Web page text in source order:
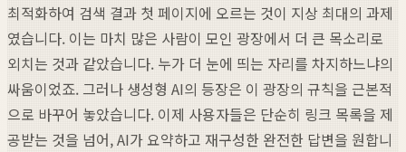
최적화하여 검색 결과 첫 페이지에 오르는 것이 지상 최대의 과제
였습니다. 이는 마치 많은 사람이 모인 광장에서 더 큰 목소리로
외치는 것과 같았습니다. 누가 더 눈에 띄는 자리를 차지하느냐의
싸움이었죠. 그러나 생성형 AI의 등장은 이 광장의 규칙을 근본적
으로 바꾸어 놓았습니다. 이제 사용자들은 단순히 링크 목록을 제
공받는 것을 넘어, AI가 요약하고 재구성한 완전한 답변을 원합니